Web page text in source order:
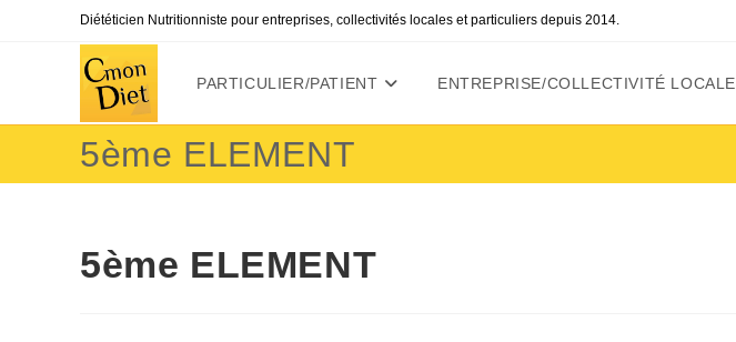
Diététicien Nutritionniste pour entreprises, collectivités locales et particuliers depuis 2014.
PARTICULIER/PATIENT ENTREPRISE/COLLECTIVITÉ LOCALE
5ème ELEMENT
5ème ELEMENT